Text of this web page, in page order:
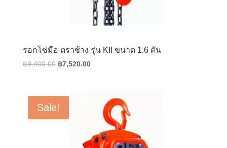
รอกโซ่มือ ตราช้าง รุ่น KII ขนาด 1.6 ตัน
฿9,400.00 Original
฿9,400.00.
฿7,520.00Current
฿7,520.00.
Sale!